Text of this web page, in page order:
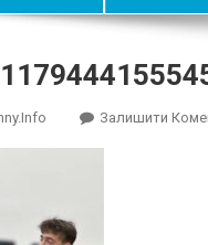
Залишити